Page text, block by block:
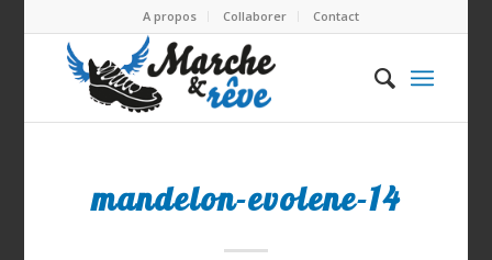
A propos Collaborer Contact
mandelon-evolene-14